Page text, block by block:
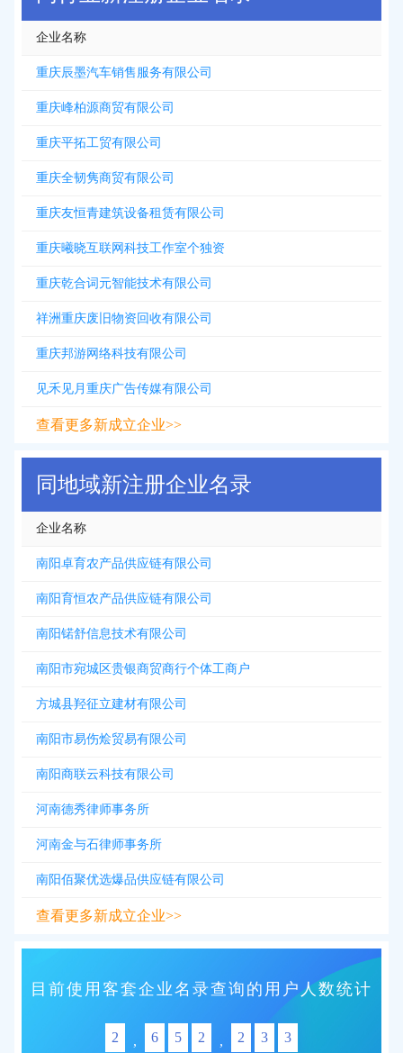
企业名称
重庆辰墨汽车销售服务有限公司
重庆峰柏源商贸有限公司
重庆平拓工贸有限公司
重庆全韧隽商贸有限公司
重庆友恒青建筑设备租赁有限公司
重庆曦晓互联网科技工作室个独资
重庆乾合词元智能技术有限公司
祥洲重庆废旧物资回收有限公司
重庆邦游网络科技有限公司
见禾见月重庆广告传媒有限公司
查看更多新成立企业>>
同地域新注册企业名录
企业名称
南阳卓育农产品供应链有限公司
南阳育恒农产品供应链有限公司
南阳锘舒信息技术有限公司
南阳市宛城区贵银商贸商行个体工商户
方城县羟征立建材有限公司
南阳市易伤烩贸易有限公司
南阳商联云科技有限公司
河南德秀律师事务所
河南金与石律师事务所
南阳佰聚优选爆品供应链有限公司
查看更多新成立企业>>
目前使用客套企业名录查询的用户人数统计
2 , 6 5 2 , 2 3 3